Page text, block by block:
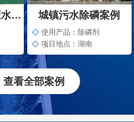
铝合金阳极氧化废水脱色案例 城镇污水除磷案例
使用产品：除磷剂
项目地点：湖南
查看全部案例